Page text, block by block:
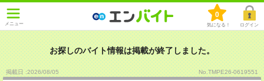
メニュー
0
気になる！ ログイン
お探しのバイト情報は掲載が終了しました。
掲載日 :2026/08/05 No.TMPE26-0619551